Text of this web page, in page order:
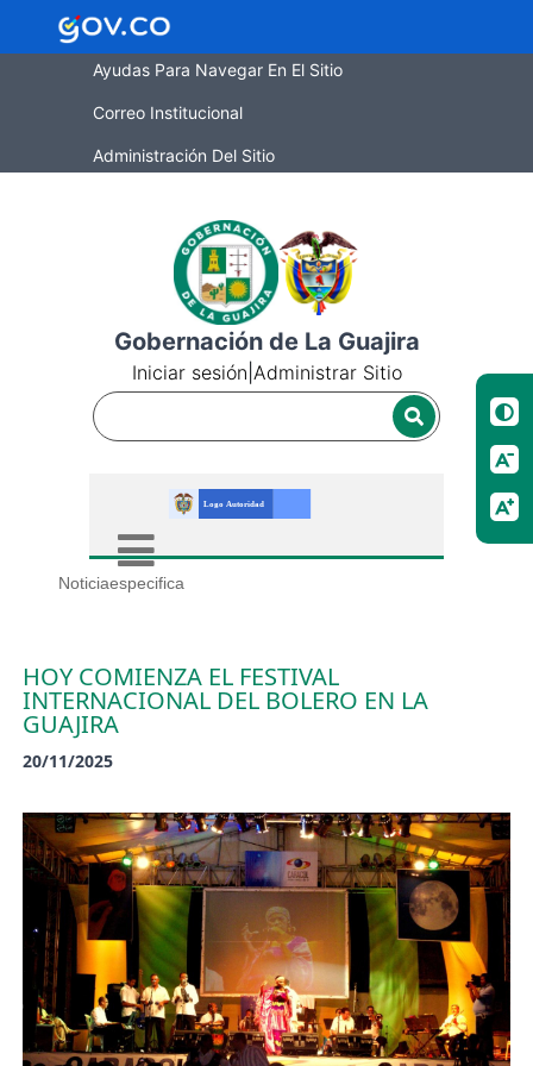
Ayudas Para Navegar En El Sitio
Correo Institucional
Administración Del Sitio
Gobernación de La Guajira
Iniciar sesión Administrar Sitio
Noticiaespecifica
HOY COMIENZA EL FESTIVAL
INTERNACIONAL DEL BOLERO EN LA
GUAJIRA
20/11/2025